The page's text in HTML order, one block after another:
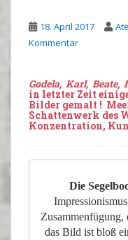
18. April 2017
Kommentar
Godela, Karl,
in letzter Zeit
Bilder gemalt !
Schattenwerk des
Konzentration,
Die
das Bild ist bloß